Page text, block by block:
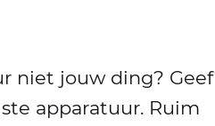
niet jouw ding? Geef
apparatuur. Ruim